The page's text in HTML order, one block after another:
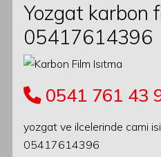
Yozgat karbon
05417614396
0541 761 43
yozgat ve ilcelerinde cami
05417614396